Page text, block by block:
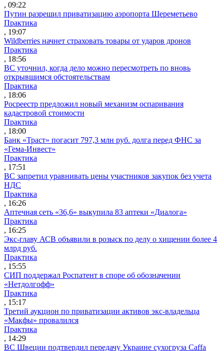
, 09:22
Путин разрешил приватизацию аэропорта Шереметьево
Практика
, 19:07
Wildberries начнет страховать товары от ударов дронов
Практика
, 18:56
ВС уточнил, когда дело можно пересмотреть по вновь
открывшимся обстоятельствам
Практика
, 18:06
Росреестр предложил новый механизм оспаривания
кадастровой стоимости
Практика
, 18:00
Банк «Траст» погасит 797,3 млн руб. долга перед ФНС за
«Гема-Инвест»
Практика
, 17:51
ВС запретил уравнивать цены участников закупок без учета
НДС
Практика
, 16:26
Аптечная сеть «36,6» выкупила 83 аптеки «Диалога»
Практика
, 16:25
Экс-главу АСВ объявили в розыск по делу о хищении более 4
млрд руб.
Практика
, 15:55
СИП поддержал Роспатент в споре об обозначении
«Нетдолгофф»
Практика
, 15:17
Третий аукцион по приватизации активов экс-владельца
«Макфы» провалился
Практика
, 14:29
ВС Швеции подтвердил передачу Украине сухогруза Caffa